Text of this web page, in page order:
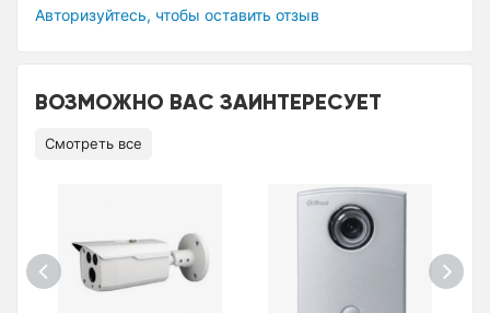
Авторизуйтесь, чтобы оставить отзыв
ВОЗМОЖНО ВАС ЗАИНТЕРЕСУЕТ
Смотреть все